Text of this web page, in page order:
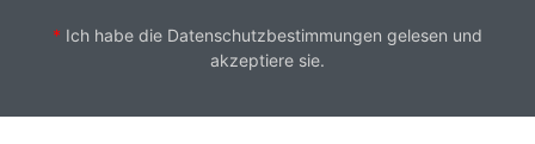
* Ich habe die Datenschutzbestimmungen gelesen und
akzeptiere sie.